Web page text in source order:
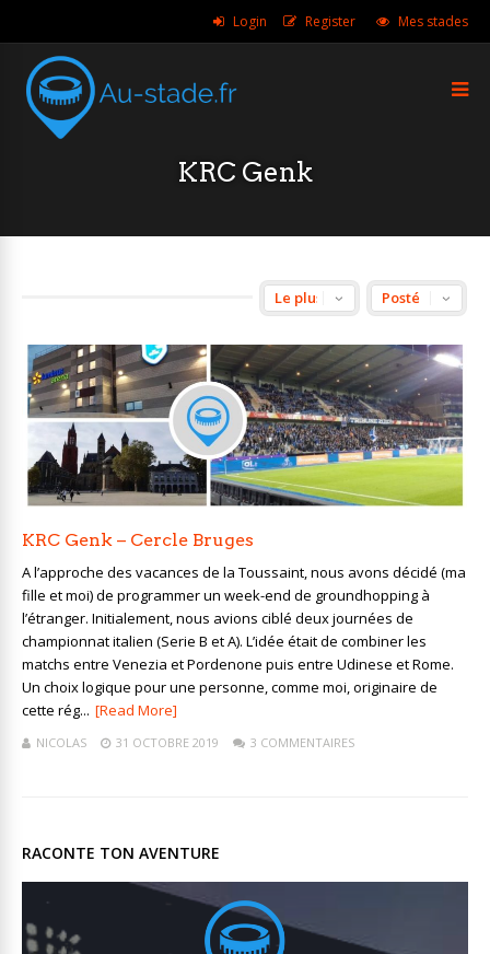
Login Register Mes stades
KRC Genk
KRC Genk – Cercle Bruges
A l’approche des vacances de la Toussaint, nous avons décidé (ma
fille et moi) de programmer un week-end de groundhopping à
l’étranger. Initialement, nous avions ciblé deux journées de
championnat italien (Serie B et A). L’idée était de combiner les
matchs entre Venezia et Pordenone puis entre Udinese et Rome.
Un choix logique pour une personne, comme moi, originaire de
cette rég... [Read More]
NICOLAS 31 OCTOBRE 2019 3 COMMENTAIRES
RACONTE TON AVENTURE